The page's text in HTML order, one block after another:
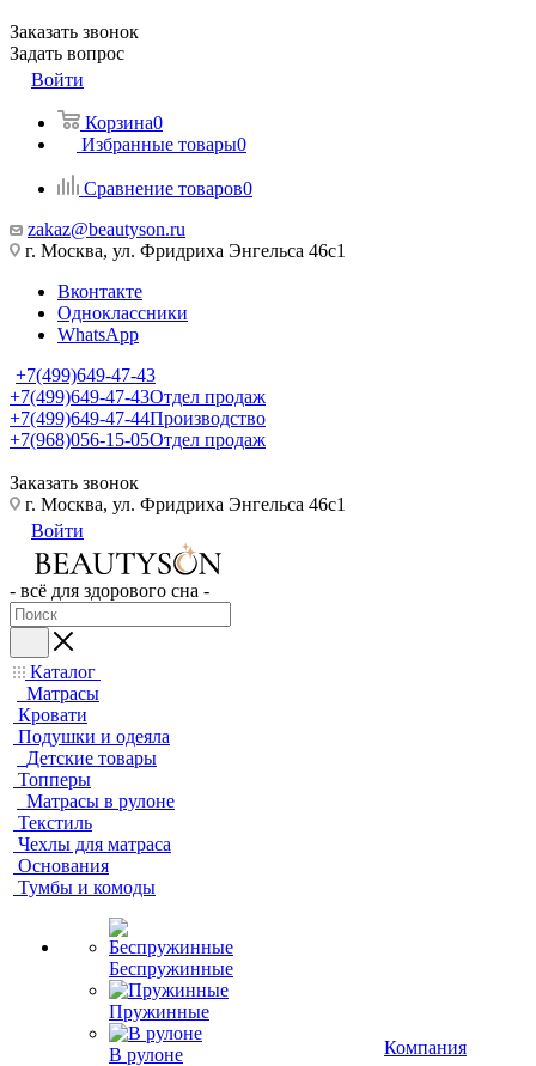
Заказать звонок
Задать вопрос
Войти
Корзина0
Избранные товары0
Сравнение товаров0
zakaz@beautyson.ru
г. Москва, ул. Фридриха Энгельса 46с1
Вконтакте
Одноклассники
WhatsApp
+7(499)649-47-43
+7(499)649-47-43Отдел продаж
+7(499)649-47-44Производство
+7(968)056-15-05Отдел продаж
Заказать звонок
г. Москва, ул. Фридриха Энгельса 46с1
Войти
- всё для здорового сна -
Каталог
Матрасы
Кровати
Подушки и одеяла
Детские товары
Топперы
Матрасы в рулоне
Текстиль
Чехлы для матраса
Основания
Тумбы и комоды
Беспружинные
Пружинные
В рулоне
Компания